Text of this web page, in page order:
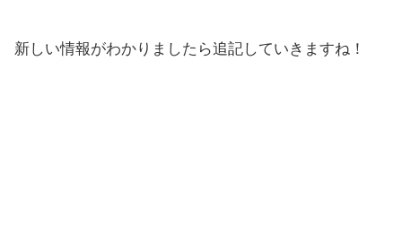
新しい情報がわかりましたら追記していきますね！